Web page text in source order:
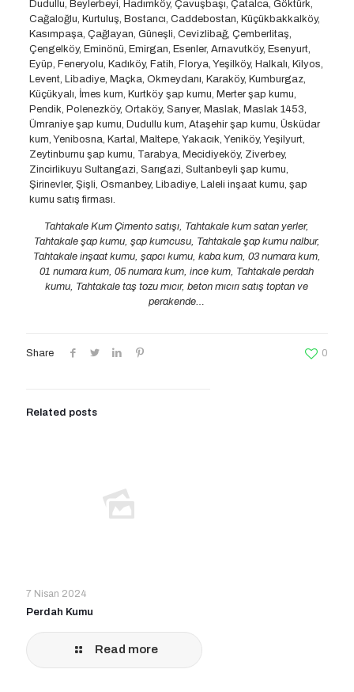
Dudullu, Beylerbeyi, Hadımköy, Çavuşbaşı, Çatalca, Göktürk,
Cağaloğlu, Kurtuluş, Bostancı, Caddebostan, Küçükbakkalköy,
Kasımpaşa, Çağlayan, Güneşli, Cevizlibağ, Çemberlitaş,
Çengelköy, Eminönü, Emirgan, Esenler, Arnavutköy, Esenyurt,
Eyüp, Feneryolu, Kadıköy, Fatih, Florya, Yeşilköy, Halkalı, Kilyos,
Levent, Libadiye, Maçka, Okmeydanı, Karaköy, Kumburgaz,
Küçükyalı, İmes kum, Kurtköy şap kumu, Merter şap kumu,
Pendik, Polenezköy, Ortaköy, Sarıyer, Maslak, Maslak 1453,
Ümraniye şap kumu, Dudullu kum, Ataşehir şap kumu, Üsküdar
kum, Yenibosna, Kartal, Maltepe, Yakacık, Yeniköy, Yeşilyurt,
Zeytinburnu şap kumu, Tarabya, Mecidiyeköy, Ziverbey,
Zincirlikuyu Sultangazi, Sarıgazi, Sultanbeyli şap kumu,
Şirinevler, Şişli, Osmanbey, Libadiye, Laleli inşaat kumu, şap
kumu satış firması.
Tahtakale Kum Çimento satışı, Tahtakale kum satan yerler,
Tahtakale şap kumu, şap kumcusu, Tahtakale şap kumu nalbur,
Tahtakale inşaat kumu, şapcı kumu, kaba kum, 03 numara kum,
01 numara kum, 05 numara kum, ince kum, Tahtakale perdah
kumu, Tahtakale taş tozu mıcır, beton mıcırı satış toptan ve
perakende…
Share 0
Related posts
7 Nisan 2024
Perdah Kumu
Read more